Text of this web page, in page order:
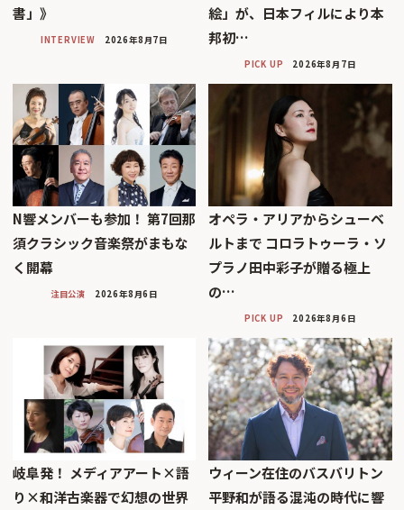
書」》
INTERVIEW 2026年8月7日
絵」が、日本フィルにより本
邦初…
PICK UP 2026年8月7日
N響メンバーも参加！ 第7回那
須クラシック音楽祭がまもな
く開幕
注目公演 2026年8月6日
オペラ・アリアからシューベ
ルトまで コロラトゥーラ・ソ
プラノ田中彩子が贈る極上
の…
PICK UP 2026年8月6日
岐阜発！ メディアアート×語
り×和洋古楽器で幻想の世界
ウィーン在住のバスバリトン
平野和が語る混沌の時代に響